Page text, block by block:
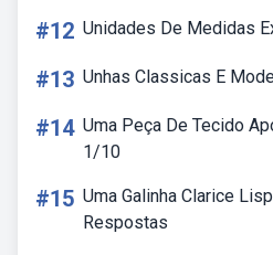
#12 Unidades De Medidas
#13 Unhas Classicas E
#14 Uma Peça De Tecido
1/10
#15 Uma Galinha Clarice
Respostas